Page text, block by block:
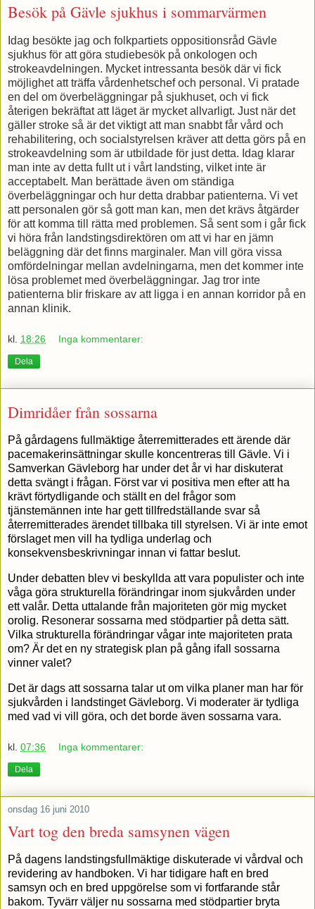
Besök på Gävle sjukhus i sommarvärmen
Idag besökte jag och folkpartiets oppositionsråd Gävle
sjukhus för att göra studiebesök på onkologen och
strokeavdelningen. Mycket intressanta besök där vi fick
möjlighet att träffa vårdenhetschef och personal. Vi pratade
en del om överbeläggningar på sjukhuset, och vi fick
återigen bekräftat att läget är mycket allvarligt. Just när det
gäller stroke så är det viktigt att man snabbt får vård och
rehabilitering, och socialstyrelsen kräver att detta görs på en
strokeavdelning som är utbildade för just detta. Idag klarar
man inte av detta fullt ut i vårt landsting, vilket inte är
acceptabelt. Man berättade även om ständiga
överbeläggningar och hur detta drabbar patienterna. Vi vet
att personalen gör så gott man kan, men det krävs åtgärder
för att komma till rätta med problemen. Så sent som i går fick
vi höra från landstingsdirektören om att vi har en jämn
beläggning där det finns marginaler. Man vill göra vissa
omfördelningar mellan avdelningarna, men det kommer inte
lösa problemet med överbeläggningar. Jag tror inte
patienterna blir friskare av att ligga i en annan korridor på en
annan klinik.
kl. 18:26 Inga kommentarer:
Dela
Dimridåer från sossarna
På gårdagens fullmäktige återremitterades ett ärende där
pacemakerinsättningar skulle koncentreras till Gävle. Vi i
Samverkan Gävleborg har under det år vi har diskuterat
detta svängt i frågan. Först var vi positiva men efter att ha
krävt förtydligande och ställt en del frågor som
tjänstemännen inte har gett tillfredställande svar så
återremitterades ärendet tillbaka till styrelsen. Vi är inte emot
förslaget men vill ha tydliga underlag och
konsekvensbeskrivningar innan vi fattar beslut.
Under debatten blev vi beskyllda att vara populister och inte
våga göra strukturella förändringar inom sjukvården under
ett valår. Detta uttalande från majoriteten gör mig mycket
orolig. Resonerar sossarna med stödpartier på detta sätt.
Vilka strukturella förändringar vågar inte majoriteten prata
om? Är det en ny strategisk plan på gång ifall sossarna
vinner valet?
Det är dags att sossarna talar ut om vilka planer man har för
sjukvården i landstinget Gävleborg. Vi moderater är tydliga
med vad vi vill göra, och det borde även sossarna vara.
kl. 07:36 Inga kommentarer:
Dela
onsdag 16 juni 2010
Vart tog den breda samsynen vägen
På dagens landstingsfullmäktige diskuterade vi vårdval och
revidering av handboken. Vi har tidigare haft en bred
samsyn och en bred uppgörelse som vi fortfarande står
bakom. Tyvärr väljer nu sossarna med stödpartier bryta